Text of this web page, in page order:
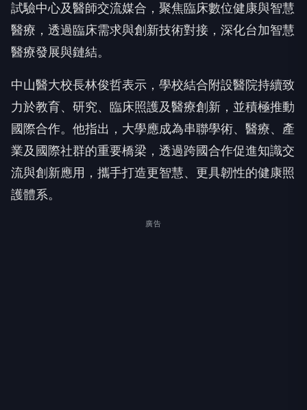
試驗中心及醫師交流媒合，聚焦臨床數位健康與智慧
醫療，透過臨床需求與創新技術對接，深化台加智慧
醫療發展與鏈結。
中山醫大校長林俊哲表示，學校結合附設醫院持續致
力於教育、研究、臨床照護及醫療創新，並積極推動
國際合作。他指出，大學應成為串聯學術、醫療、產
業及國際社群的重要橋梁，透過跨國合作促進知識交
流與創新應用，攜手打造更智慧、更具韌性的健康照
護體系。
廣告